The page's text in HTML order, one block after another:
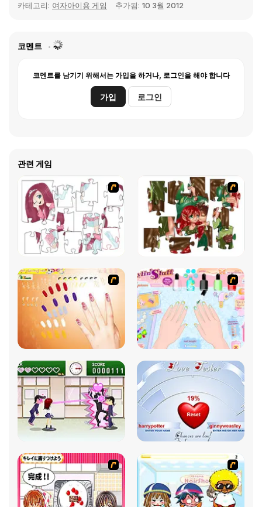
카테고리: 여자아이용 게임 추가됨: 10 3월 2012
코멘트
코멘트를 남기기 위해서는 가입을 하거나, 로그인을 해야 합니다
가입 로그인
관련 게임